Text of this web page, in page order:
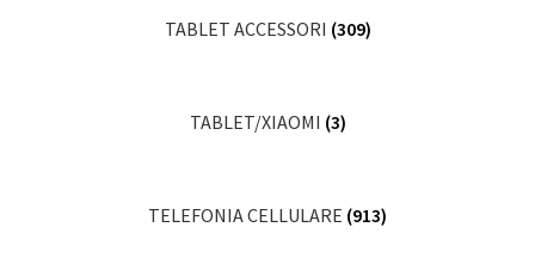
TABLET ACCESSORI (309)
TABLET/XIAOMI (3)
TELEFONIA CELLULARE (913)